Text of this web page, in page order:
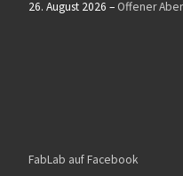
26. August 2026 – Offener
FabLab auf Facebook